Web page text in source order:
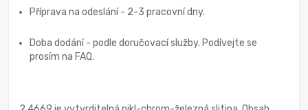
Příprava na odeslání - 2-3 pracovní dny.
Doba dodání - podle doručovací služby. Podívejte se
prosím na FAQ.